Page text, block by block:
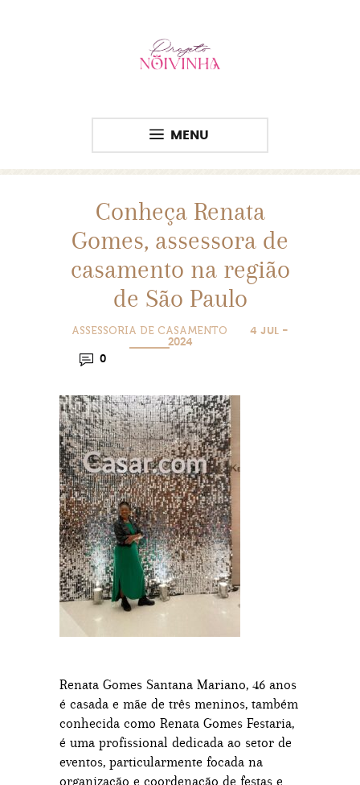
MENU
Conheça Renata
Gomes, assessora de
casamento na região
de São Paulo
ASSESSORIA DE CASAMENTO
4 JUL -
2024
0
Renata Gomes Santana Mariano, 46 anos
é casada e mãe de três meninos, também
conhecida como Renata Gomes Festaria,
é uma profissional dedicada ao setor de
eventos, particularmente focada na
organização e coordenação de festas e